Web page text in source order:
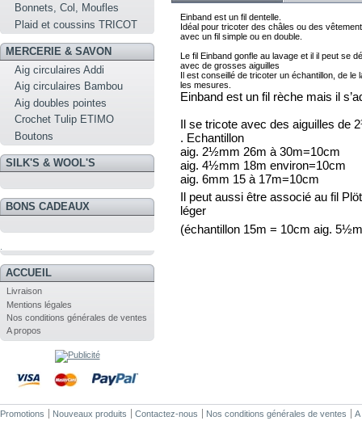
Bonnets, Col, Moufles
Plaid et coussins TRICOT
MERCERIE & SAVON
Aig circulaires Addi
Aig circulaires Bambou
Aig doubles pointes
Crochet Tulip ETIMO
Boutons
SILK'S & WOOL'S
BONS CADEAUX
ACCUEIL
Livraison
Mentions légales
Nos conditions générales de ventes
A propos
Einband est un fil dentelle.
Idéal pour tricoter des châles ou des
avec un fil simple ou en double.
Le fil Einband gonfle au lavage et il il peut se
Il est conseillé de tricoter un échantillon, de le
les mesures.
Einband est un fil rèche mais il
Il se tricote avec des aiguilles de
. Echantillon
aig. 2½mm 26m à 30m=10cm
aig. 4½mm 18m environ=10cm
aig. 6mm 15 à 17m=10cm
Il peut aussi être associé au fil
léger
(échantillon 15m = 10cm aig.
Promotions Nouveaux produits Contactez-nous Nos conditions générales de ventes A